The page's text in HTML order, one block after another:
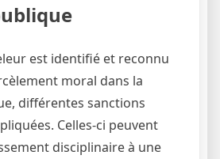
est identifié et reconnu
moral dans la
différentes sanctions
Celles-ci peuvent
disciplinaire à une